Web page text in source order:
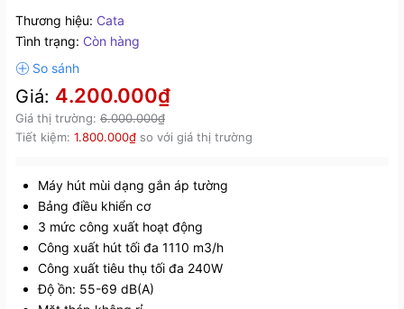
Thương hiệu: Cata
Tình trạng: Còn hàng
Giá: 4.200.000₫
Giá thị trường: 6.000.000₫
Tiết kiệm: 1.800.000₫ so với giá thị trường
Máy hút mùi dạng gắn áp tường
Bảng điều khiển cơ
3 mức công xuất hoạt động
Công xuất hút tối đa 1110 m3/h
Công xuất tiêu thụ tối đa 240W
Độ ồn: 55-69 dB(A)